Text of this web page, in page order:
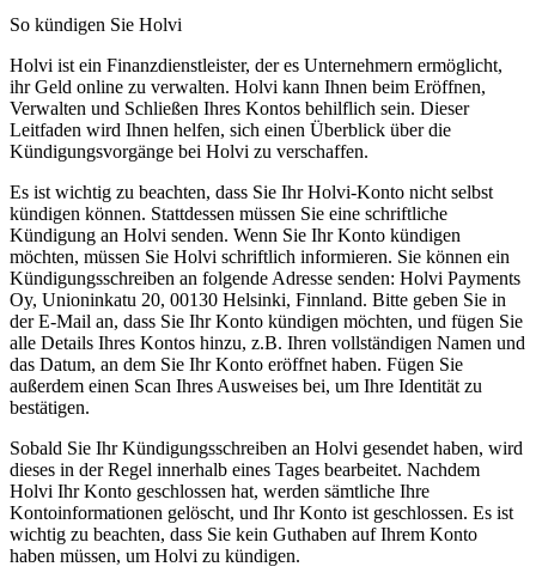
So kündigen Sie Holvi
Holvi ist ein Finanzdienstleister, der es Unternehmern ermöglicht,
ihr Geld online zu verwalten. Holvi kann Ihnen beim Eröffnen,
Verwalten und Schließen Ihres Kontos behilflich sein. Dieser
Leitfaden wird Ihnen helfen, sich einen Überblick über die
Kündigungsvorgänge bei Holvi zu verschaffen.
Es ist wichtig zu beachten, dass Sie Ihr Holvi-Konto nicht selbst
kündigen können. Stattdessen müssen Sie eine schriftliche
Kündigung an Holvi senden. Wenn Sie Ihr Konto kündigen
möchten, müssen Sie Holvi schriftlich informieren. Sie können ein
Kündigungsschreiben an folgende Adresse senden: Holvi Payments
Oy, Unioninkatu 20, 00130 Helsinki, Finnland. Bitte geben Sie in
der E-Mail an, dass Sie Ihr Konto kündigen möchten, und fügen Sie
alle Details Ihres Kontos hinzu, z.B. Ihren vollständigen Namen und
das Datum, an dem Sie Ihr Konto eröffnet haben. Fügen Sie
außerdem einen Scan Ihres Ausweises bei, um Ihre Identität zu
bestätigen.
Sobald Sie Ihr Kündigungsschreiben an Holvi gesendet haben, wird
dieses in der Regel innerhalb eines Tages bearbeitet. Nachdem
Holvi Ihr Konto geschlossen hat, werden sämtliche Ihre
Kontoinformationen gelöscht, und Ihr Konto ist geschlossen. Es ist
wichtig zu beachten, dass Sie kein Guthaben auf Ihrem Konto
haben müssen, um Holvi zu kündigen.